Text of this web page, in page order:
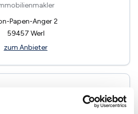
Papen-Anger 2
59457 Werl
zum Anbieter